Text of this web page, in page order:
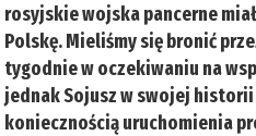
rosyjskie wojska pancerne
Polskę. Mieliśmy się bronić
tygodnie w oczekiwaniu na
jednak Sojusz w swojej historii
koniecznością uruchomienia